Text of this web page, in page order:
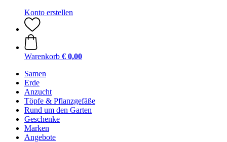
Konto erstellen
Warenkorb € 0,00
Samen
Erde
Anzucht
Töpfe & Pflanzgefäße
Rund um den Garten
Geschenke
Marken
Angebote